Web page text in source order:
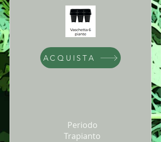
ACQUISTA
Periodo
Trapianto